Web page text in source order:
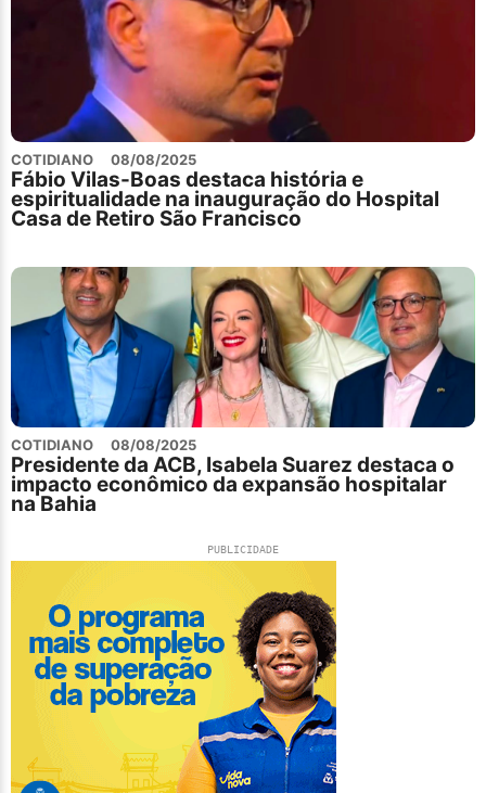
COTIDIANO 08/08/2025
Fábio Vilas-Boas destaca história e
espiritualidade na inauguração do Hospital
Casa de Retiro São Francisco
COTIDIANO 08/08/2025
Presidente da ACB, Isabela Suarez destaca o
impacto econômico da expansão hospitalar
na Bahia
PUBLICIDADE